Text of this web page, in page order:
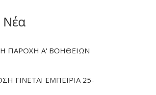
Νέα
ΠΑΡΟΧΗ Α' ΒΟΗΘΕΙΩΝ
ΓΙΝΕΤΑΙ ΕΜΠΕΙΡΙΑ 25-